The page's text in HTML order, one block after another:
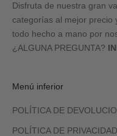
Disfruta de nuestra gran
categorías al mejor precio
todo hecho a mano por
¿ALGUNA PREGUNTA?
Menú inferior
POLÍTICA DE
POLÍTICA DE PRIVACIDAD